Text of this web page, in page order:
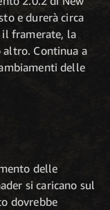
e durerà circa
il framerate, la
altro. Continua a
delle
delle
si caricano sul
dovrebbe